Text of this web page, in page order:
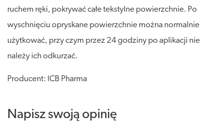
ruchem ręki, pokrywać całe tekstylne powierzchnie. Po
wyschnięciu opryskane powierzchnie można normalnie
użytkować, przy czym przez 24 godziny po aplikacji nie
należy ich odkurzać.
Producent: ICB Pharma
Napisz swoją opinię